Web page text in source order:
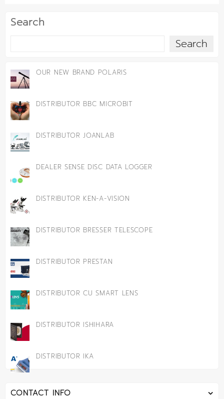
Search
Search
OUR NEW BRAND POLARIS
DISTRIBUTOR BBC MICROBIT
DISTRIBUTOR JOANLAB
DEALER SENSE DISC DATA LOGGER
DISTRIBUTOR KEN-A-VISION
DISTRIBUTOR BRESSER TELESCOPE
DISTRIBUTOR PRESTAN
DISTRIBUTOR CU SMART LENS
DISTRIBUTOR ISHIHARA
DISTRIBUTOR IKA
CONTACT INFO